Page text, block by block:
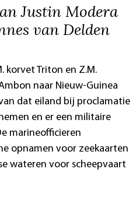
Justin Modera
van Delden
korvet Triton en Z.M.
naar Nieuw-Guinea
dat eiland bij proclamatie
en er een militaire
marineofficieren
opnamen voor zeekaarten
wateren voor scheepvaart